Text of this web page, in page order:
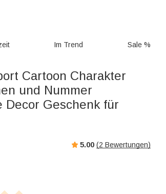
Im Trend Sale %
Cartoon Charakter
und Nummer
Decor Geschenk für
5.00 (2 Bewertungen)